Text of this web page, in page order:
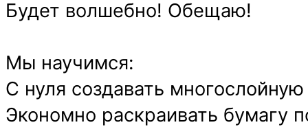
Будет волшебно! Обещаю!
Мы научимся:
С нуля создавать
Экономно раскраивать бумагу